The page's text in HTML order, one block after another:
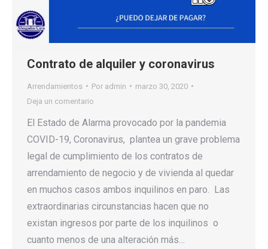
Contrato de alquiler y coronavirus
Arrendamientos Por admin
marzo 30, 2020
Deja un comentario
El Estado de Alarma provocado por la pandemia
COVID-19, Coronavirus, plantea un grave problema
legal de cumplimiento de los contratos de
arrendamiento de negocio y de vivienda al quedar
en muchos casos ambos inquilinos en paro. Las
extraordinarias circunstancias hacen que no
existan ingresos por parte de los inquilinos o
cuanto menos de una alteración más…